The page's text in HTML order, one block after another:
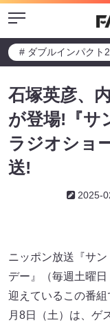
Menu
# ダブルインパクト
石塚英彦、
が登場!『サ
ラジオショ
送!
2025-
ニッポン放送『サ
デー』（毎週土曜
迎えているこの番
月8日（土）は、ゲ